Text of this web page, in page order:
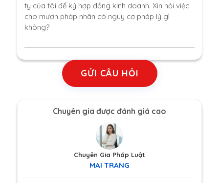
ty của tôi để ký hợp đồng kinh doanh. Xin hỏi việc
cho mượn pháp nhân có nguy cơ pháp lý gì
không?
GỬI CÂU HỎI
Chuyên gia được đánh giá cao
Chuyên Gia Pháp Luật
MAI TRANG